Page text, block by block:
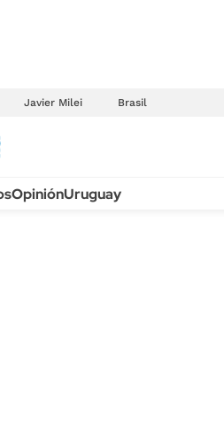
Javier Milei Brasil
OpiniónUruguay